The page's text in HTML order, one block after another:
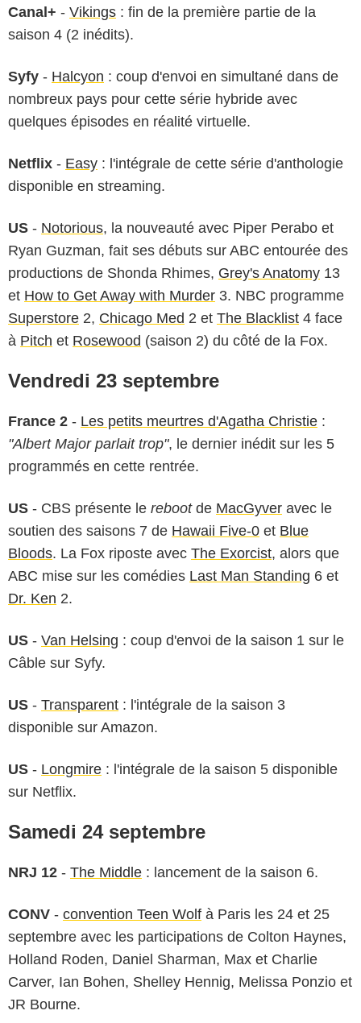
Canal+ - Vikings : fin de la première partie de la
saison 4 (2 inédits).
Syfy - Halcyon : coup d'envoi en simultané dans de
nombreux pays pour cette série hybride avec
quelques épisodes en réalité virtuelle.
Netflix - Easy : l'intégrale de cette série d'anthologie
disponible en streaming.
US - Notorious, la nouveauté avec Piper Perabo et
Ryan Guzman, fait ses débuts sur ABC entourée des
productions de Shonda Rhimes, Grey's Anatomy 13
et How to Get Away with Murder 3. NBC programme
Superstore 2, Chicago Med 2 et The Blacklist 4 face
à Pitch et Rosewood (saison 2) du côté de la Fox.
Vendredi 23 septembre
France 2 - Les petits meurtres d'Agatha Christie :
"Albert Major parlait trop", le dernier inédit sur les 5
programmés en cette rentrée.
US - CBS présente le rebootde MacGyver avec le
soutien des saisons 7 de Hawaii Five-0 et Blue
Bloods. La Fox riposte avec The Exorcist, alors que
ABC mise sur les comédies Last Man Standing 6 et
Dr. Ken 2.
US - Van Helsing : coup d'envoi de la saison 1 sur le
Câble sur Syfy.
US - Transparent : l'intégrale de la saison 3
disponible sur Amazon.
US - Longmire : l'intégrale de la saison 5 disponible
sur Netflix.
Samedi 24 septembre
NRJ 12 - The Middle : lancement de la saison 6.
CONV - convention Teen Wolf à Paris les 24 et 25
septembre avec les participations de Colton Haynes,
Holland Roden, Daniel Sharman, Max et Charlie
Carver, Ian Bohen, Shelley Hennig, Melissa Ponzio et
JR Bourne.